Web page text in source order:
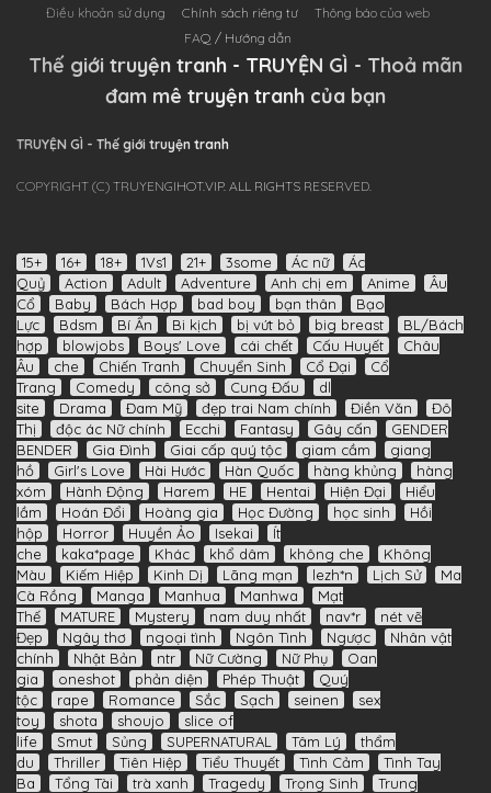
Điều khoản sử dụng Chính sách riêng tư
Thông báo của web
FAQ / Hướng dẫn
Thế giới truyện tranh - TRUYỆN GÌ - Thoả mãn
đam mê truyện tranh của bạn
TRUYỆN GÌ - Thế giới truyện tranh
COPYRIGHT (C) TRUYENGIHOT.VIP. ALL RIGHTS RESERVED.
15+ 16+ 18+ 1Vs1 21+ 3some Ác nữ
Ác
Quỷ
Action Adult Adventure Anh chị em Anime
Âu
Cổ
Baby Bách Hợp bad boy bạn thân
Bạo
Lực
Bdsm Bí Ẩn Bi kịch bị vứt bỏ big breast
BL/Bách
hợp
blowjobs Boys' Love cái chết Cấu Huyết
Châu
Âu
che Chiến Tranh Chuyển Sinh Cổ Đại
Cổ
Trang
Comedy công sở Cung Đấu
dl
site
Drama Đam Mỹ đẹp trai Nam chính Điền Văn
Đô
Thị
độc ác Nữ chính Ecchi Fantasy Gây cấn
GENDER
BENDER
Gia Đình Giai cấp quý tộc giam cầm
giang
hồ
Girl's Love Hài Hước Hàn Quốc hàng khủng
hàng
xóm
Hành Động Harem HE Hentai Hiện Đại
Hiểu
lầm
Hoán Đổi Hoàng gia Học Đường học sinh
Hồi
hộp
Horror Huyền Ảo Isekai
Ít
che
kaka*page Khác khổ dâm không che
Không
Màu
Kiếm Hiệp Kinh Dị Lãng mạn lezh*n Lịch Sử
Ma
Cà Rồng
Manga Manhua Manhwa
Mạt
Thế
MATURE Mystery nam duy nhất nav*r
nét vẽ
Đẹp
Ngây thơ ngoại tình Ngôn Tình Ngược
Nhân vật
chính
Nhật Bản ntr Nữ Cường Nữ Phụ
Oan
gia
oneshot phản diện Phép Thuật
Quý
tộc
rape Romance Sắc Sạch seinen
sex
toy
shota shoujo
slice of
life
Smut Sủng SUPERNATURAL Tâm Lý
thẩm
du
Thriller Tiên Hiệp Tiểu Thuyết Tình Cảm
Tình Tay
Ba
Tổng Tài trà xanh Tragedy Trọng Sinh
Trung